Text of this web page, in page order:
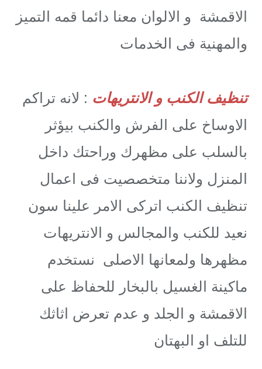
الاقمشة و الالوان معنا دائما قمه التميز
والمهنية فى الخدمات
تنظيف الكنب و الانتريهات : لانه تراكم
الاوساخ على الفرش والكنب بيؤثر
بالسلب على مظهرك وراحتك داخل
المنزل ولاننا متخصصيت فى اعمال
تنظيف الكنب اتركى الامر علينا سون
نعيد للكنب والمجالس و الانتريهات
مظهرها ولمعانها الاصلى نستخدم
ماكينة الغسيل بالبخار للحفاظ على
الاقمشة و الجلد و عدم تعرض اثاثك
للتلف او البهتان